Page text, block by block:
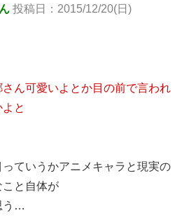
投稿日：2015/12/20(日)
ん可愛いよとか目の前で言われ
と
ていうかアニメキャラと現実の
こと自体が
う…